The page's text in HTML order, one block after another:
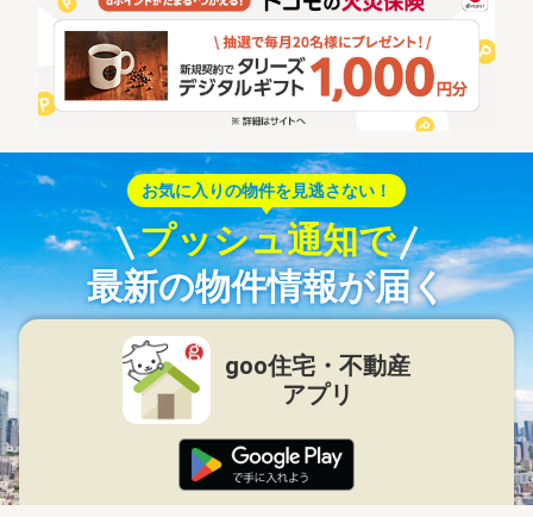
お気に入りの物件を見逃さない！
プッシュ通知で
最新の物件情報が届く
goo住宅・不動産
アプリ